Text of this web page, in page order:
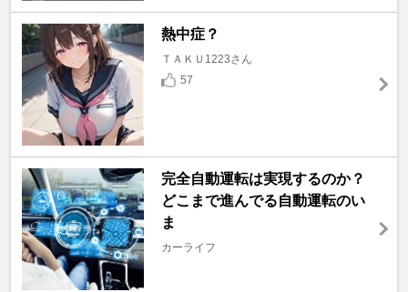
熱中症？
ＴＡＫＵ1223さん
57
完全自動運転は実現するのか？
どこまで進んでる自動運転のい
ま
カーライフ